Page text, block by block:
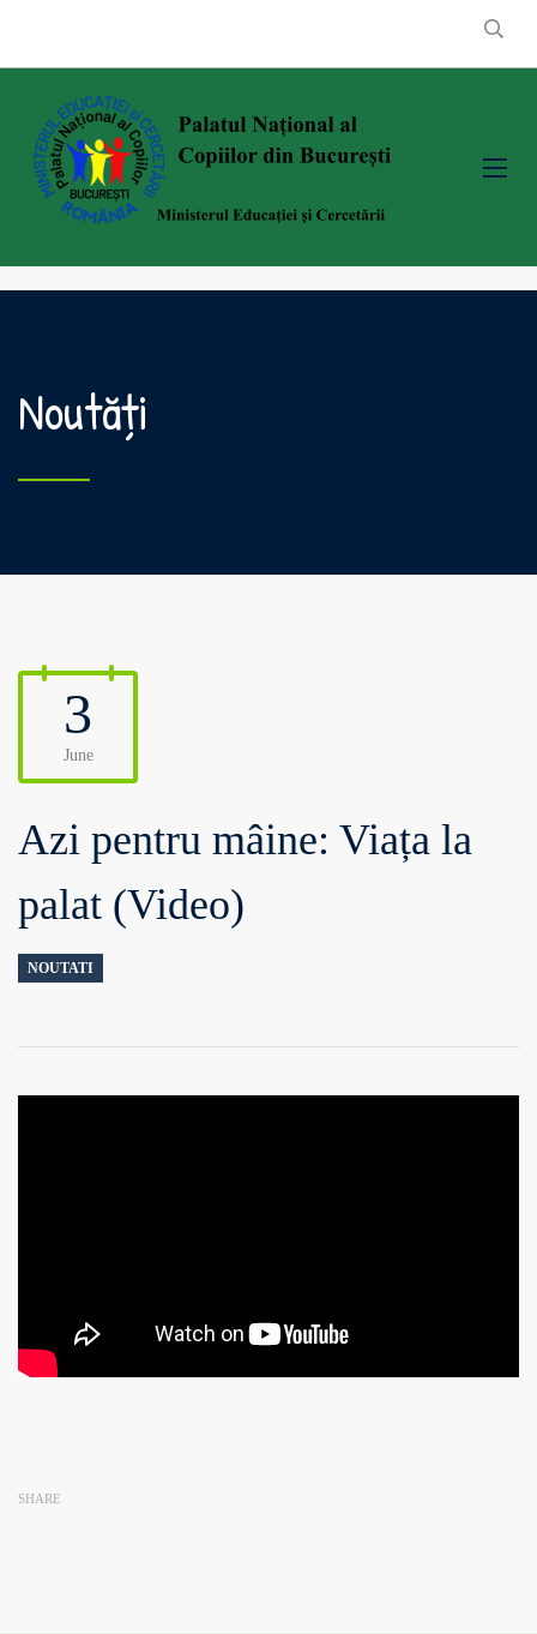
Noutăți
3
June
Azi pentru mâine: Viața la
palat (Video)
NOUTATI
SHARE